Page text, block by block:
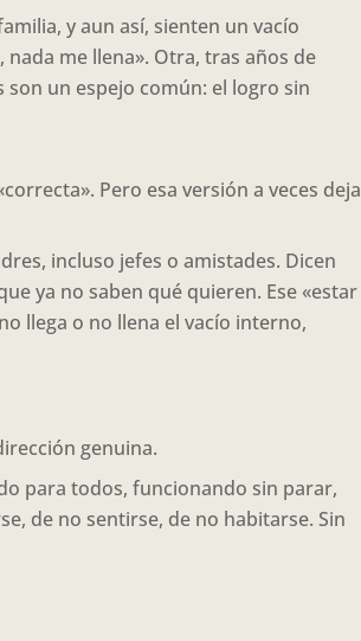
y aun así, sienten un vacío
me llena». Otra, tras años de
un espejo común: el logro sin
Pero esa versión a veces deja
incluso jefes o amistades. Dicen
ya no saben qué quieren. Ese «estar
llega o no llena el vacío interno,
genuina.
para todos, funcionando sin parar,
de no sentirse, de no habitarse. Sin